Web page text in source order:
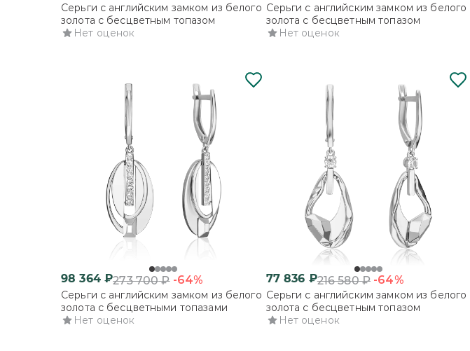
Серьги с английским замком из белого
золота с бесцветным топазом
Нет оценок
Серьги с английским замком из белого
золота с бесцветным топазом
Нет оценок
98 364₽273 700₽ -64%
Серьги с английским замком из белого
золота с бесцветными топазами
Нет оценок
77 836 ₽216 580₽ -64%
Серьги с английским замком из белого
золота с бесцветным топазом
Нет оценок